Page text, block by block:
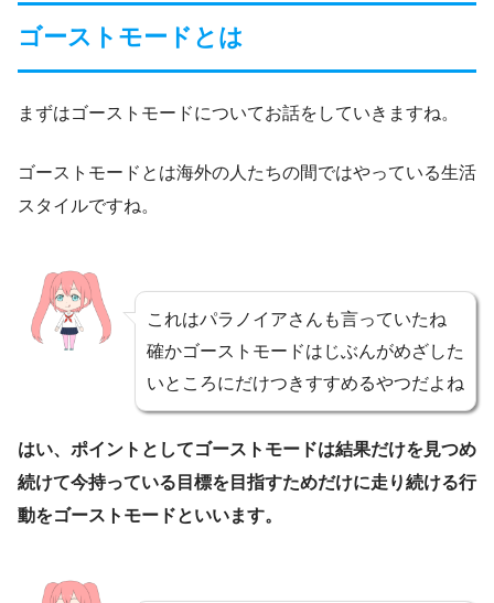
ゴーストモードとは
まずはゴーストモードについてお話をしていきますね。
ゴーストモードとは海外の人たちの間ではやっている生活
スタイルですね。
これはパラノイアさんも言っていたね
確かゴーストモードはじぶんがめざした
いところにだけつきすすめるやつだよね
はい、ポイントとしてゴーストモードは結果だけを見つめ
続けて今持っている目標を目指すためだけに走り続ける行
動をゴーストモードといいます。